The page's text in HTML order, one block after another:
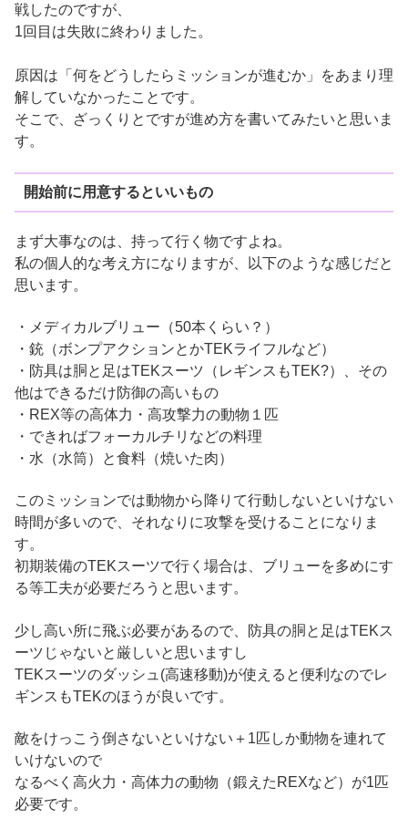
戦したのですが、
1回目は失敗に終わりました。
原因は「何をどうしたらミッションが進むか」をあまり理
解していなかったことです。
そこで、ざっくりとですが進め方を書いてみたいと思いま
す。
開始前に用意するといいもの
まず大事なのは、持って行く物ですよね。
私の個人的な考え方になりますが、以下のような感じだと
思います。
・メディカルブリュー（50本くらい？）
・銃（ボンプアクションとかTEKライフルなど）
・防具は胴と足はTEKスーツ（レギンスもTEK?）、その
他はできるだけ防御の高いもの
・REX等の高体力・高攻撃力の動物１匹
・できればフォーカルチリなどの料理
・水（水筒）と食料（焼いた肉）
このミッションでは動物から降りて行動しないといけない
時間が多いので、それなりに攻撃を受けることになりま
す。
初期装備のTEKスーツで行く場合は、ブリューを多めにす
る等工夫が必要だろうと思います。
少し高い所に飛ぶ必要があるので、防具の胴と足はTEKス
ーツじゃないと厳しいと思いますし
TEKスーツのダッシュ(高速移動)が使えると便利なのでレ
ギンスもTEKのほうが良いです。
敵をけっこう倒さないといけない＋1匹しか動物を連れて
いけないので
なるべく高火力・高体力の動物（鍛えたREXなど）が1匹
必要です。